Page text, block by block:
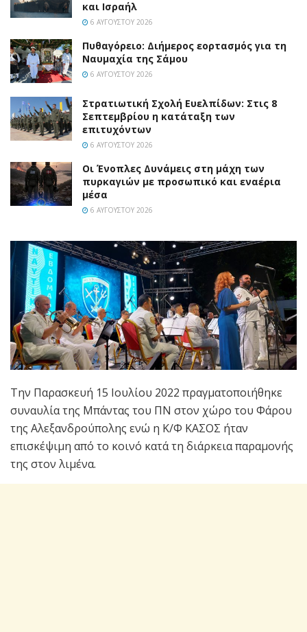
και Ισραήλ
6 ΑΥΓΟΎΣΤΟΥ 2026
Πυθαγόρειο: Διήμερος εορτασμός για τη
Ναυμαχία της Σάμου
6 ΑΥΓΟΎΣΤΟΥ 2026
Στρατιωτική Σχολή Ευελπίδων: Στις 8
Σεπτεμβρίου η κατάταξη των
επιτυχόντων
6 ΑΥΓΟΎΣΤΟΥ 2026
Οι Ένοπλες Δυνάμεις στη μάχη των
πυρκαγιών με προσωπικό και εναέρια
μέσα
6 ΑΥΓΟΎΣΤΟΥ 2026
Την Παρασκευή 15 Ιουλίου 2022 πραγματοποιήθηκε
συναυλία της Μπάντας του ΠΝ στον χώρο του Φάρου
της Αλεξανδρούπολης ενώ η Κ/Φ ΚΑΣΟΣ ήταν
επισκέψιμη από το κοινό κατά τη διάρκεια παραμονής
της στον λιμένα.